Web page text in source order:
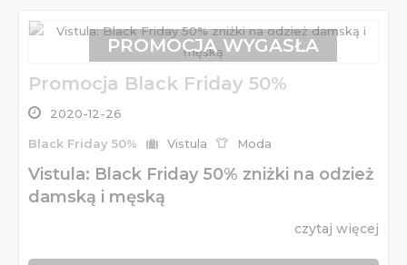
Promocja Black Friday 50%
2020-12-26
Black Friday 50% Vistula Moda
Vistula: Black Friday 50% zniżki na odzież
damską i męską
czytaj więcej
PROMOCJA WYGASŁA